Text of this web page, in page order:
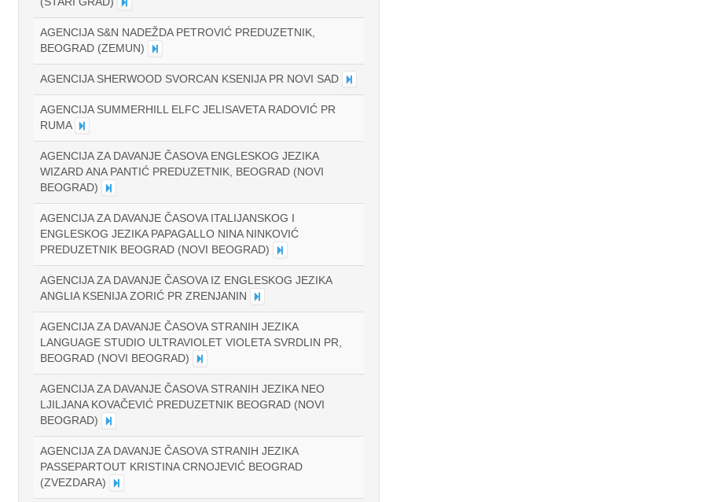
AGENCIJA S&N NADEŽDA PETROVIĆ PREDUZETNIK,
BEOGRAD (ZEMUN)
AGENCIJA SHERWOOD SVORCAN KSENIJA PR NOVI SAD
AGENCIJA SUMMERHILL ELFC JELISAVETA RADOVIĆ PR
RUMA
AGENCIJA ZA DAVANJE ČASOVA ENGLESKOG JEZIKA
WIZARD ANA PANTIĆ PREDUZETNIK, BEOGRAD (NOVI
BEOGRAD)
AGENCIJA ZA DAVANJE ČASOVA ITALIJANSKOG I
ENGLESKOG JEZIKA PAPAGALLO NINA NINKOVIĆ
PREDUZETNIK BEOGRAD (NOVI BEOGRAD)
AGENCIJA ZA DAVANJE ČASOVA IZ ENGLESKOG JEZIKA
ANGLIA KSENIJA ZORIĆ PR ZRENJANIN
AGENCIJA ZA DAVANJE ČASOVA STRANIH JEZIKA
LANGUAGE STUDIO ULTRAVIOLET VIOLETA SVRDLIN PR,
BEOGRAD (NOVI BEOGRAD)
AGENCIJA ZA DAVANJE ČASOVA STRANIH JEZIKA NEO
LJILJANA KOVAČEVIĆ PREDUZETNIK BEOGRAD (NOVI
BEOGRAD)
AGENCIJA ZA DAVANJE ČASOVA STRANIH JEZIKA
PASSEPARTOUT KRISTINA CRNOJEVIĆ BEOGRAD
(ZVEZDARA)